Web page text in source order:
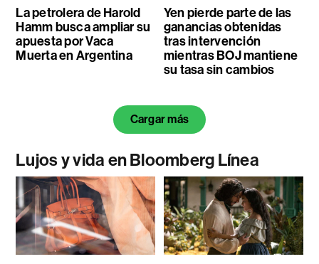
La petrolera de Harold
Hamm busca ampliar su
apuesta por Vaca
Muerta en Argentina
Yen pierde parte de las
ganancias obtenidas
tras intervención
mientras BOJ mantiene
su tasa sin cambios
Cargar más
Lujos y vida en Bloomberg Línea